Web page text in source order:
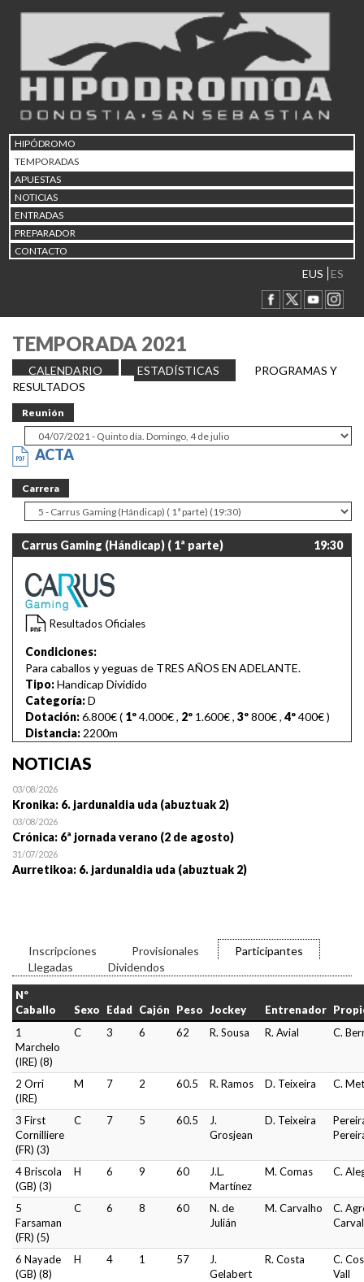
HIPÓDROMO
TEMPORADAS
APUESTAS
NOTICIAS
ENTRADAS
PREPARADOR
CONTACTO
EUS ES
TEMPORADA 2021
CALENDARIO ESTADÍSTICAS
PROGRAMAS Y
RESULTADOS
Reunión
ACTA
Carrera
Carrus Gaming (Hándicap) ( 1ª parte) 19:30
Resultados Oficiales
Condiciones:
Para caballos y yeguas de TRES AÑOS EN ADELANTE.
Tipo:Handicap Dividido
Categoría:D
Dotación:6.800€ ( 1º4.000€, 2º 1.600€, 3º800€, 4º400€)
Distancia: 2200m
NOTICIAS
03/08/2026
Kronika: 6. jardunaldia uda (abuztuak 2)
03/08/2026
Crónica: 6ª jornada verano (2 de agosto)
31/07/2026
Aurretikoa: 6. jardunaldia uda (abuztuak 2)
Inscripciones Provisionales
Participantes
Llegadas
Dividendos
Nº
Caballo
Sexo Edad Cajón Peso Jockey Entrenador
1
Marchelo
(IRE) (8)
C 3 6 62 R. Sousa R. Avial C.
2 Orri
(IRE)
M 7 2 60.5 R. Ramos D. Teixeira C.
3 First
Cornilliere
(FR) (3)
C 7 5 60.5
J.
Grosjean
D. Teixeira
4 Briscola
(GB) (3)
H 6 9 60
J.L.
Martínez
M. Comas C.
5
Farsaman
(FR) (5)
C 6 8 60
N. de
Julián
M. Carvalho
C.
6 Nayade
(GB) (8)
H 4 1 57
J.
Gelabert
R. Costa
C.
Vall